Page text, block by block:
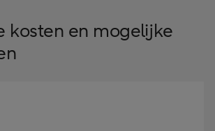
kosten en mogelijke